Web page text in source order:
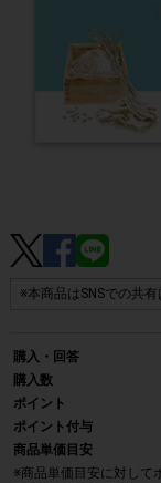
※本商品はSNSでの共有
購入・回答
購入数
ポイント
ポイント付与
商品単価目安
※商品単価目安に対して